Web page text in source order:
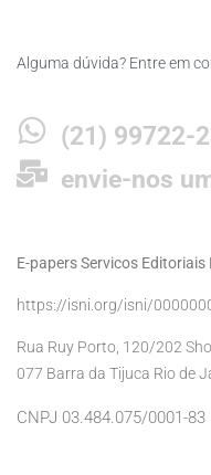
Alguma dúvida? Entre em
(21) 99722-
envie-nos
E-papers Servicos Editoriais
https://isni.org/isni/
Rua Ruy Porto, 120/202
077 Barra da Tijuca Rio de
CNPJ 03.484.075/0001-83